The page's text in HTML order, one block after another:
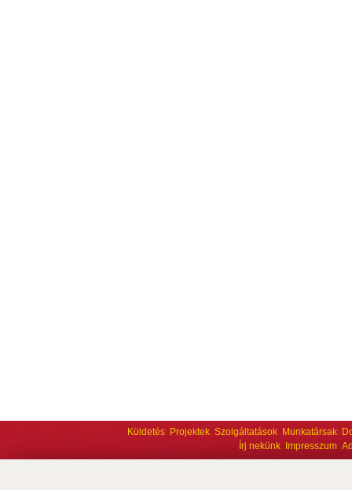
Küldetés Projektek Szolgáltatások Munkatársak
Írj nekünk
Impresszum